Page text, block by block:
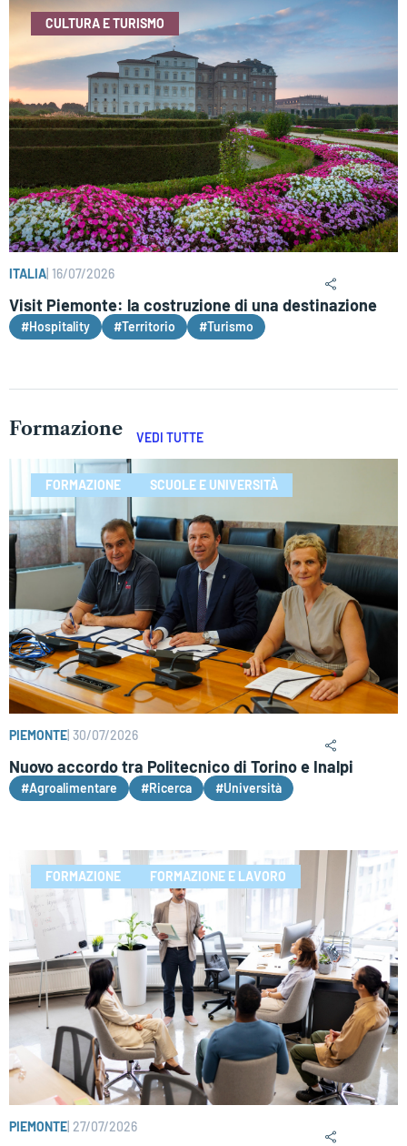
CULTURA E TURISMO
ITALIA 16/07/2026
Visit Piemonte: la costruzione di una destinazione
#Hospitality #Territorio #Turismo
Formazione VEDI TUTTE
FORMAZIONE SCUOLE E UNIVERSITÀ
PIEMONTE 30/07/2026
Nuovo accordo tra Politecnico di Torino e Inalpi
#Agroalimentare #Ricerca #Università
FORMAZIONE FORMAZIONE E LAVORO
PIEMONTE 27/07/2026